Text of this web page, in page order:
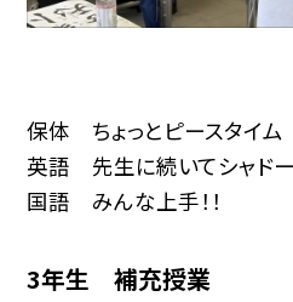
保体 ちょっとピースタイム
英語 先生に続いてシャドー
国語 みんな上手！！
3年生 補充授業